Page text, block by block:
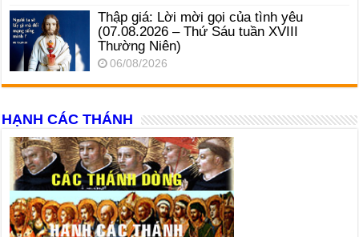
Thập giá: Lời mời gọi của tình yêu
(07.08.2026 – Thứ Sáu tuần XVIII
Thường Niên)
06/08/2026
HẠNH CÁC THÁNH